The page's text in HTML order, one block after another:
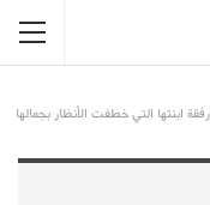
ابنتها التي خطفت الأنظار بجمالها